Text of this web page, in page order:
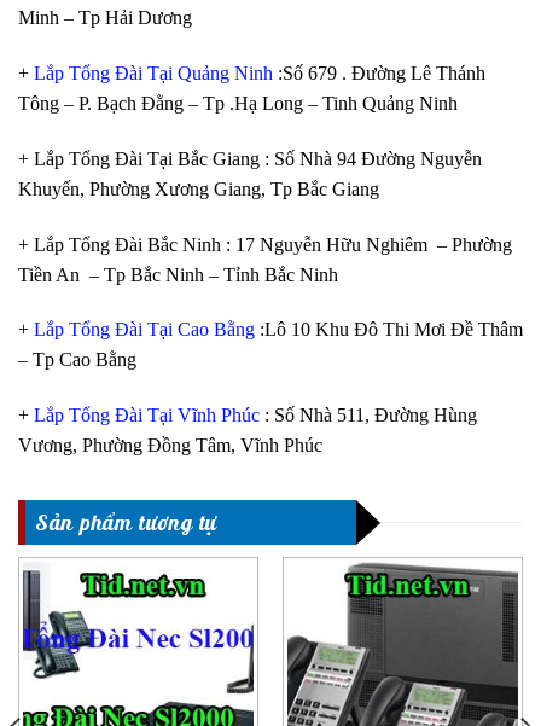
Minh – Tp Hải Dương
+ Lắp Tổng Đài Tại Quảng Ninh :Số 679 . Đường Lê Thánh
Tông – P. Bạch Đằng – Tp .Hạ Long – Tinh Quảng Ninh
+ Lắp Tổng Đài Tại Bắc Giang : Số Nhà 94 Đường Nguyễn
Khuyến, Phường Xương Giang, Tp Bắc Giang
+ Lắp Tổng Đài Bắc Ninh : 17 Nguyễn Hữu Nghiêm – Phường
Tiền An – Tp Bắc Ninh – Tỉnh Bắc Ninh
+ Lắp Tổng Đài Tại Cao Bằng :Lô 10 Khu Đô Thi Mơi Đề Thâm
– Tp Cao Bằng
+ Lắp Tổng Đài Tại Vĩnh Phúc : Số Nhà 511, Đường Hùng
Vương, Phường Đồng Tâm, Vĩnh Phúc
Sản phẩm tương tự